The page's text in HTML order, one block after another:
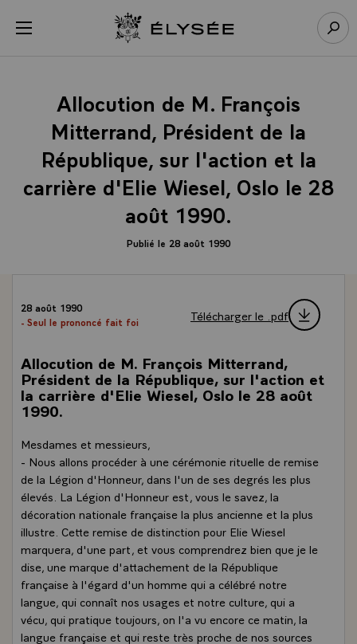
menu Retour à l’accueil Élysée
Allocution de M. François
Mitterrand, Président de la
République, sur l'action et la
carrière d'Elie Wiesel, Oslo le 28
août 1990.
Publié le 28 août 1990
28 août 1990
- Seul le prononcé fait foi
Télécharger le .pdf
Allocution de M. François Mitterrand,
Président de la République, sur l'action et
la carrière d'Elie Wiesel, Oslo le 28 août
1990.
Mesdames et messieurs,
- Nous allons procéder à une cérémonie rituelle de remise
de la Légion d'Honneur, dans l'un de ses degrés les plus
élevés. La Légion d'Honneur est, vous le savez, la
décoration nationale française la plus ancienne et la plus
illustre. Cette remise de distinction pour Elie Wiesel
marquera, d'une part, et vous comprendrez bien que je le
dise, une marque d'attachement de la République
française à l'égard d'un homme qui a célébré notre
langue, qui connaît nos usages et notre culture, qui a
vécu, qui pratique toujours, on l'a vu encore ce matin, la
langue française et qui reste très proche de nos sources
Panneau de gestion des cookies